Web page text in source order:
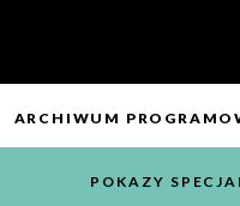
ARCHIWUM
POKAZY